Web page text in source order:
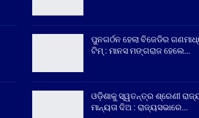
ପୁନଗର୍ଠନ ହେଲା ବିଜେଡିର
ଟିମ୍ : ମାନସ ମଙ୍ଗରାଜ ହେଲେ…
ଓଡ଼ିଶାକୁ ସ୍ୱତନ୍ତ୍ର ଶ୍ରେଣୀ
ମାନ୍ୟତା ଦିଅ : ରାଜ୍ୟସଭାରେ…